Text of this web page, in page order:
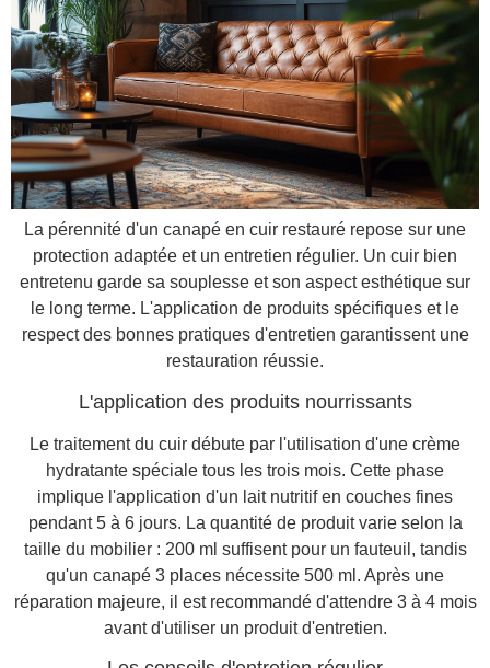
La pérennité d'un canapé en cuir restauré repose sur une
protection adaptée et un entretien régulier. Un cuir bien
entretenu garde sa souplesse et son aspect esthétique sur
le long terme. L'application de produits spécifiques et le
respect des bonnes pratiques d'entretien garantissent une
restauration réussie.
L'application des produits nourrissants
Le traitement du cuir débute par l'utilisation d'une crème
hydratante spéciale tous les trois mois. Cette phase
implique l'application d'un lait nutritif en couches fines
pendant 5 à 6 jours. La quantité de produit varie selon la
taille du mobilier : 200 ml suffisent pour un fauteuil, tandis
qu'un canapé 3 places nécessite 500 ml. Après une
réparation majeure, il est recommandé d'attendre 3 à 4 mois
avant d'utiliser un produit d'entretien.